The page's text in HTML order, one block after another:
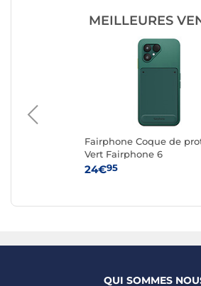
MEILLEURES
Fairphone Coque de
Vert Fairphone 6
24€95
QUI SOMMES